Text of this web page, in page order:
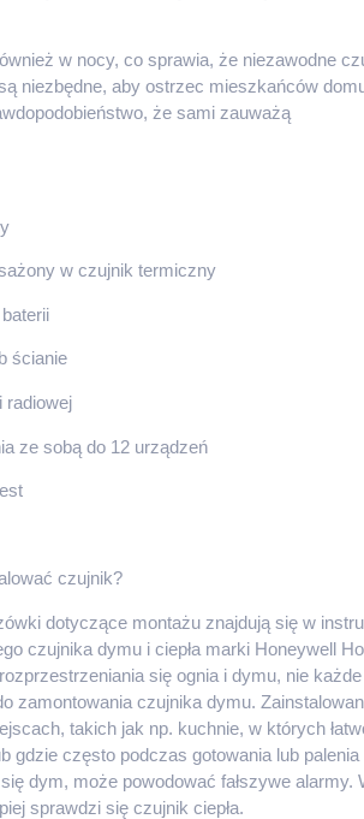
w nocy, co sprawia, że niezawodne
niezbędne, aby ostrzec mieszkańców
że sami zauważą
w czujnik termiczny
ścianie
radiowej
ze sobą do 12 urządzeń
czujnik?
dotyczące montażu znajdują się w
czujnika dymu i ciepła marki Honeywell
się ognia i dymu, nie
zamontowania czujnika dymu.
takich jak np. kuchnie, w których
gdzie często podczas gotowania lub palenia
dym, może powodować fałszywe alarmy.
sprawdzi się czujnik ciepła.